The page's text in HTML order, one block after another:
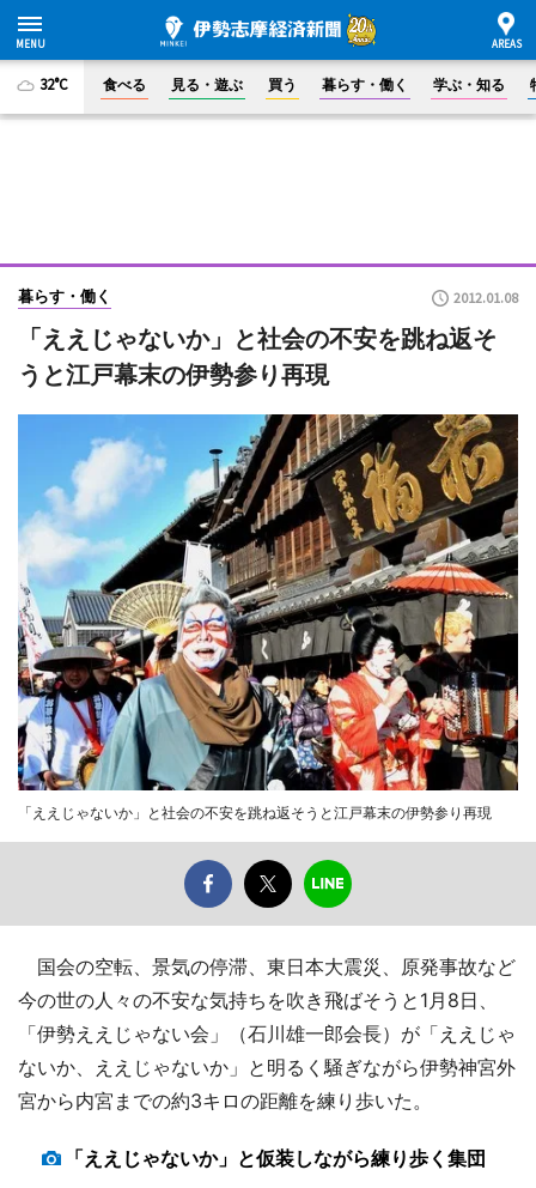
32°C 食べる 見る・遊ぶ 買う 暮らす・働く 学ぶ・知る
暮らす・働く 2012.01.08
「ええじゃないか」と社会の不安を跳ね返そ
うと江戸幕末の伊勢参り再現
「ええじゃないか」と社会の不安を跳ね返そうと江戸幕末の伊勢参り再現
国会の空転、景気の停滞、東日本大震災、原発事故など
今の世の人々の不安な気持ちを吹き飛ばそうと1月8日、
「伊勢ええじゃない会」（石川雄一郎会長）が「ええじゃ
ないか、ええじゃないか」と明るく騒ぎながら伊勢神宮外
宮から内宮までの約3キロの距離を練り歩いた。
「ええじゃないか」と仮装しながら練り歩く集団